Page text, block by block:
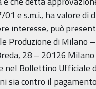
01 e s.m.i., ha valore
interesse, può
Produzione di Milano
28 – 20126
nel Bollettino Ufficiale
sia contro il